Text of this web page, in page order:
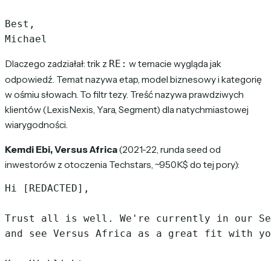
Best,
Dlaczego zadziałał: trik z RE: w temacie wygląda jak
odpowiedź. Temat nazywa etap, model biznesowy i kategorię
w ośmiu słowach. To filtr tezy. Treść nazywa prawdziwych
klientów (LexisNexis, Yara, Segment) dla natychmiastowej
wiarygodności.
Kemdi Ebi, Versus Africa(2021-22, runda seed od
inwestorów z otoczenia Techstars, ~950K$ do tej pory):
Hi [REDACTED],
Trust all is well. We're currently in our
and see Versus Africa as a great fit with